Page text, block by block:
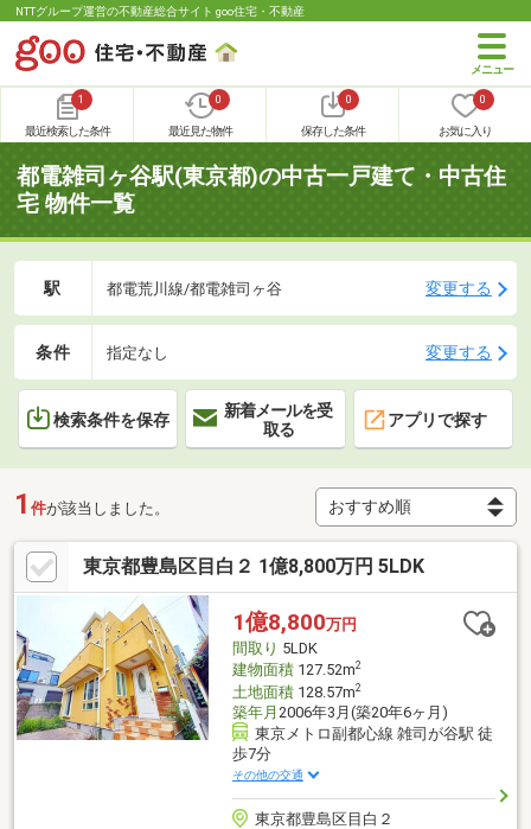
NTTグループ運営の不動産総合サイト goo住宅・不動産
1
最近検索した条件
0
最近見た物件
0
保存した条件
0
お気に入り
都電雑司ヶ谷駅(東京都)の中古一戸建て・中古住
宅 物件一覧
駅 都電荒川線/都電雑司ヶ谷 変更する
条件 指定なし 変更する
検索条件を保存
新着メールを受
取る
アプリで探す
1 件が該当しました。
東京都豊島区目白２ 1億8,800万円 5LDK
1億8,800万円
間取り 5LDK
建物面積127.52m2
土地面積128.57m2
築年月 2006年3月(築20年6ヶ月)
東京メトロ副都心線 雑司が谷駅 徒
歩7分
その他の交通
東京都豊島区目白２